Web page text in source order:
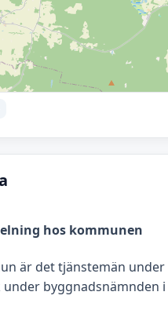
hos kommunen
är det tjänstemän
under